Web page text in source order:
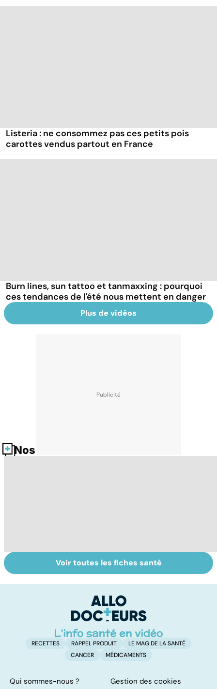
Listeria : ne consommez pas ces petits pois
carottes vendus partout en France
Burn lines, sun tattoo et tanmaxxing : pourquoi
ces tendances de l'été nous mettent en danger
Plus de vidéos
Nos fiches santé
Tout savoir sur
les infections
Inflammation des
amygdales : que
d'angine ?
Voir toutes les fiches santé
RECETTES RAPPEL PRODUIT
LE MAG DE LA SANTÉ
CANCER
MÉDICAMENTS
Qui sommes-nous ?
Gestion des cookies